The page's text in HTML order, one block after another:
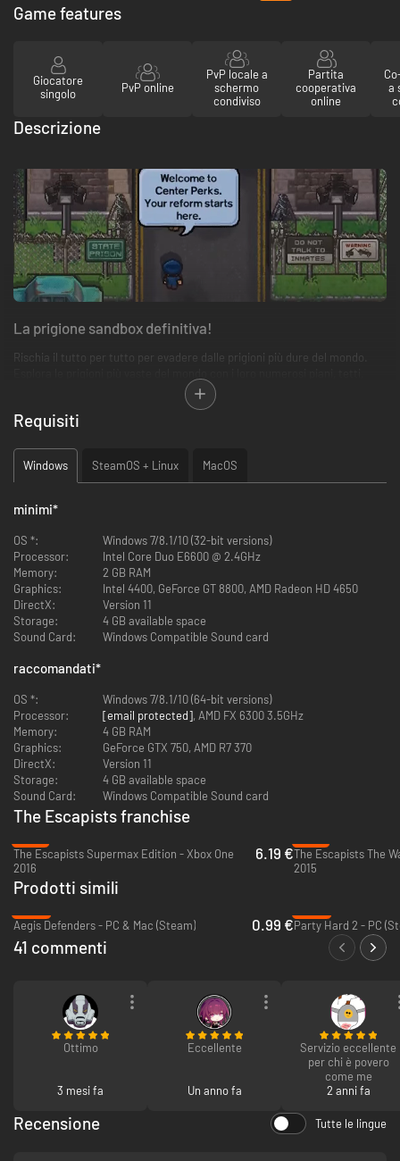
Game features
Giocatore
singolo
PvP online
PvP locale a
schermo
condiviso
Partita
cooperativa
online
a
Descrizione
La prigione sandbox definitiva!
Rischia il tutto per tutto per evadere dalle prigioni più dure del mondo.
Rispetta le regole della prigione, presentati agli appelli, esegui le mansioni
e segui una rigida routine, mentre progetti di nascosto la tua fuga per la
I tuoi folli tentativi di evasione ti porteranno nei luoghi più incredibili, dalla
gelida Fort Tundra a un treno diretto a tutta velocità verso il deserto, fino
addirittura all'ultima frontiera!
Personalizza il TUO detenuto!
Rendi unico e personale il tuo prigioniero. Scegli tra una miriade di
personalizzazioni per rendere unico il tuo personaggio. È importante
curare il proprio look mentre si studia il piano di evasione perfetto!
Unisciti a un massimo di 3 amici per creare la squadra perfetta con cui
azzardare folli tentativi di fuga! Accedi online o raduna i tuoi amici sul
Ami la competizione? Tuffati nella modalità VS e dimostra di avere le
capacità per evadere da qualsiasi prigione più velocemente dei tuoi
amici. Se il tuo piano fallisce, regola i conti con il tuo avversario nel
cortile della prigione!
Requisiti
Windows SteamOS + Linux MacOS
minimi*
OS *:
Windows 7/8.1/10 (32-bit versions)
Processor:
Intel Core Duo E6600 @ 2.4GHz
Memory:
2 GB RAM
Graphics:
Intel 4400, GeForce GT 8800, AMD Radeon HD 4650
DirectX:
Version 11
Storage:
4 GB available space
Sound Card:
Windows Compatible Sound card
raccomandati*
OS *:
Windows 7/8.1/10 (64-bit versions)
Processor:
[email protected], AMD FX 6300 3.5GHz
Memory:
4 GB RAM
Graphics:
GeForce GTX 750, AMD R7 370
DirectX:
Version 11
Storage:
4 GB available space
Sound Card:
Windows Compatible Sound card
The Escapists franchise
The Escapists Supermax Edition - Xbox One
2016
6.19 €
2015
Prodotti simili
Aegis Defenders - PC & Mac (Steam)
0.99 €Party Hard 2 - PC
41 commenti
Ottimo
3 mesi fa
Eccellente
Un anno fa
Servizio eccellente
per chi è povero
come me
2 anni fa
Recensione Tutte le lingue